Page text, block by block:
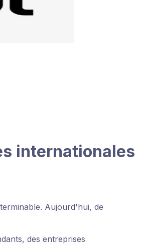
internationales
Aujourd'hui, de
des entreprises